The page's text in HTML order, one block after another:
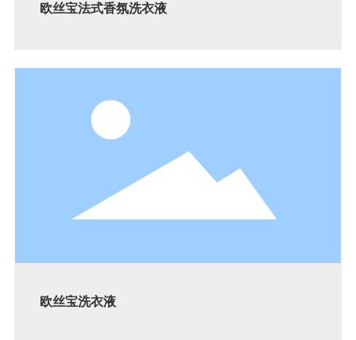
欧丝宝法式香氛洗衣液
欧丝宝洗衣液